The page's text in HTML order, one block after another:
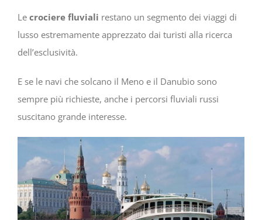
Le crociere fluviali restano un segmento dei viaggi di
lusso estremamente apprezzato dai turisti alla ricerca
dell’esclusività.
E se le navi che solcano il Meno e il Danubio sono
sempre più richieste, anche i percorsi fluviali russi
suscitano grande interesse.